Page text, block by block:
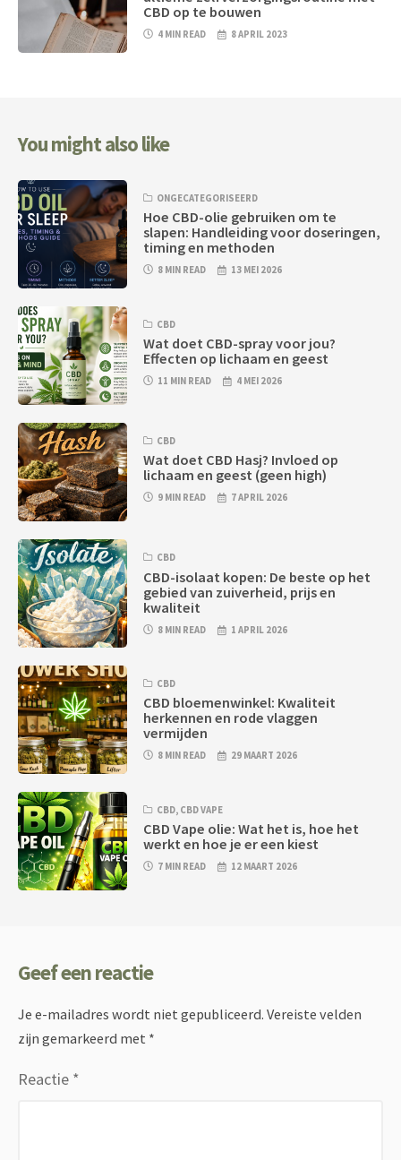
CBD op te bouwen
4 MIN READ 8 APRIL 2023
You might also like
ONGECATEGORISEERD
Hoe CBD-olie gebruiken om te
slapen: Handleiding voor doseringen,
timing en methoden
8 MIN READ 13 MEI 2026
CBD
Wat doet CBD-spray voor jou?
Effecten op lichaam en geest
11 MIN READ 4 MEI 2026
CBD
Wat doet CBD Hasj? Invloed op
lichaam en geest (geen high)
9 MIN READ 7 APRIL 2026
CBD
CBD-isolaat kopen: De beste op het
gebied van zuiverheid, prijs en
kwaliteit
8 MIN READ 1 APRIL 2026
CBD
CBD bloemenwinkel: Kwaliteit
herkennen en rode vlaggen
vermijden
8 MIN READ 29 MAART 2026
CBD, CBD VAPE
CBD Vape olie: Wat het is, hoe het
werkt en hoe je er een kiest
7 MIN READ 12 MAART 2026
Geef een reactie
Je e-mailadres wordt niet gepubliceerd. Vereiste velden
zijn gemarkeerd met *
Reactie *